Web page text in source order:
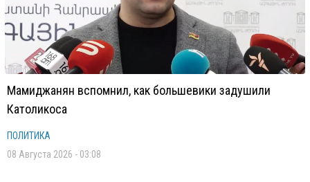
Мамиджанян вспомнил, как большевики задушили
Католикоса
ПОЛИТИКА
08 Августа 2026 - 03:08